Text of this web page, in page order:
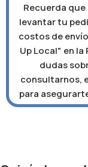
Recuerda
levantar tu
costos de
Up Local" en la
dudas
consultarnos,
para